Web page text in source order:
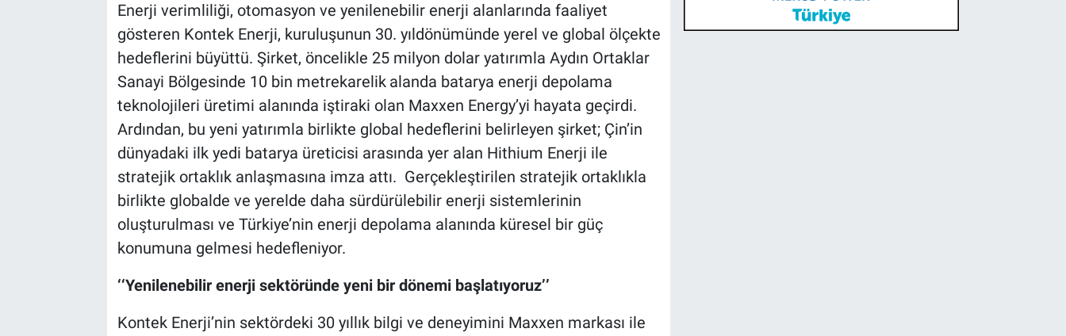
Enerji verimliliği, otomasyon ve yenilenebilir enerji alanlarında faaliyet
gösteren Kontek Enerji, kuruluşunun 30. yıldönümünde yerel ve global ölçekte
hedeflerini büyüttü. Şirket, öncelikle 25 milyon dolar yatırımla Aydın Ortaklar
Sanayi Bölgesinde 10 bin metrekarelik alanda batarya enerji depolama
teknolojileri üretimi alanında iştiraki olan Maxxen Energy’yi hayata geçirdi.
Ardından, bu yeni yatırımla birlikte global hedeflerini belirleyen şirket; Çin’in
dünyadaki ilk yedi batarya üreticisi arasında yer alan Hithium Enerji ile
stratejik ortaklık anlaşmasına imza attı. Gerçekleştirilen stratejik ortaklıkla
birlikte globalde ve yerelde daha sürdürülebilir enerji sistemlerinin
oluşturulması ve Türkiye’nin enerji depolama alanında küresel bir güç
konumuna gelmesi hedefleniyor.
‘‘Yenilenebilir enerji sektöründe yeni bir dönemi başlatıyoruz’’
Kontek Enerji’nin sektördeki 30 yıllık bilgi ve deneyimini Maxxen markası ile